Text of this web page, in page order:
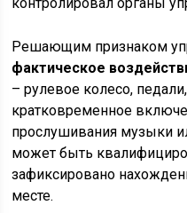
Решающим признаком
фактическое
– рулевое колесо,
кратковременное
прослушивания музыки
может быть
зафиксировано
месте.